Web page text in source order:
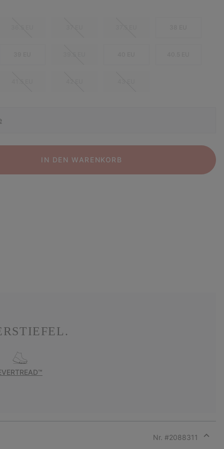
IN DEN WARENKORB
Nr. #2088311